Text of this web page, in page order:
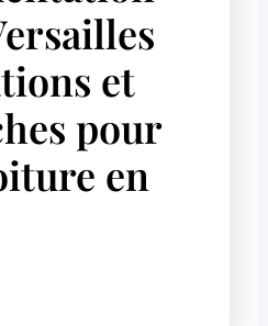
et
pour
en